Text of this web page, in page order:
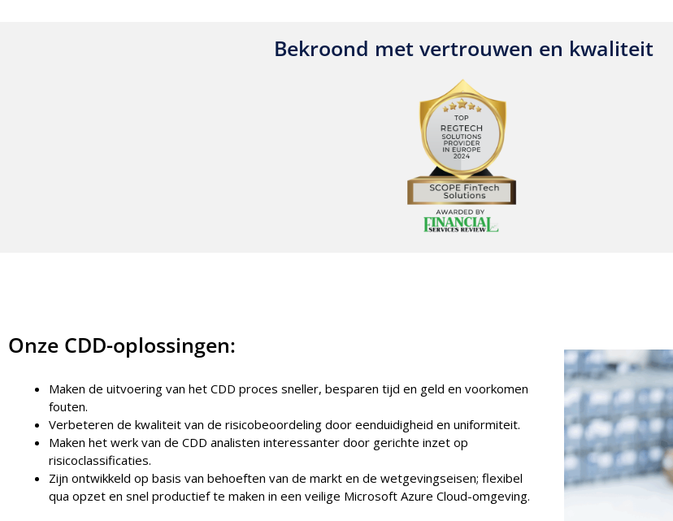
Bekroond met vertrouwen en kwaliteit
Onze CDD-oplossingen:
Maken de uitvoering van het CDD proces sneller, besparen tijd en geld en voorkomen
fouten.
Verbeteren de kwaliteit van de risicobeoordeling door eenduidigheid en uniformiteit.
Maken het werk van de CDD analisten interessanter door gerichte inzet op
risicoclassificaties.
Zijn ontwikkeld op basis van behoeften van de markt en de wetgevingseisen; flexibel
qua opzet en snel productief te maken in een veilige Microsoft Azure Cloud-omgeving.